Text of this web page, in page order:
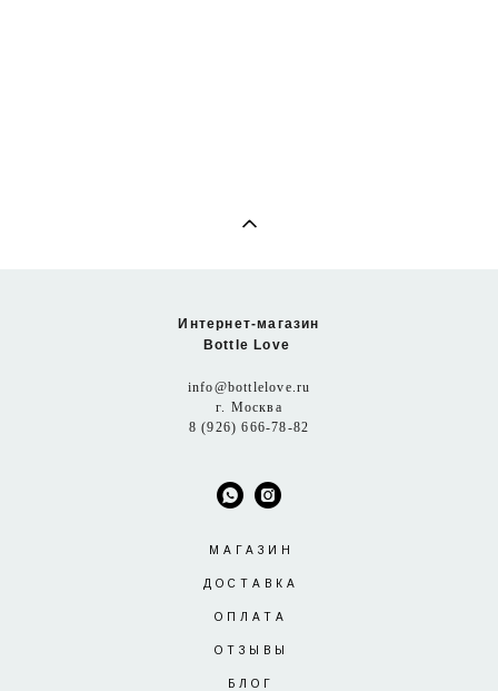
Интернет-магазин
Bottle Love
info@bottlelove.ru
г. Москва
8 (926) 666-78-82
МАГАЗИН
ДОСТАВКА
ОПЛАТА
ОТЗЫВЫ
БЛОГ